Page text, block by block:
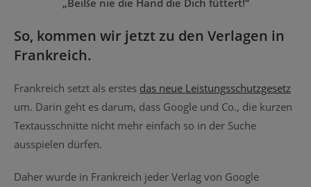
So, kommen wir jetzt zu den Verlagen in
Frankreich.
Frankreich setzt als erstes das neue Leistungsschutzgesetz
um. Darin geht es darum, dass Google und Co., die kurzen
Textausschnitte nicht mehr einfach so in der Suche
ausspielen dürfen.
Daher wurde in Frankreich jeder Verlag von Google